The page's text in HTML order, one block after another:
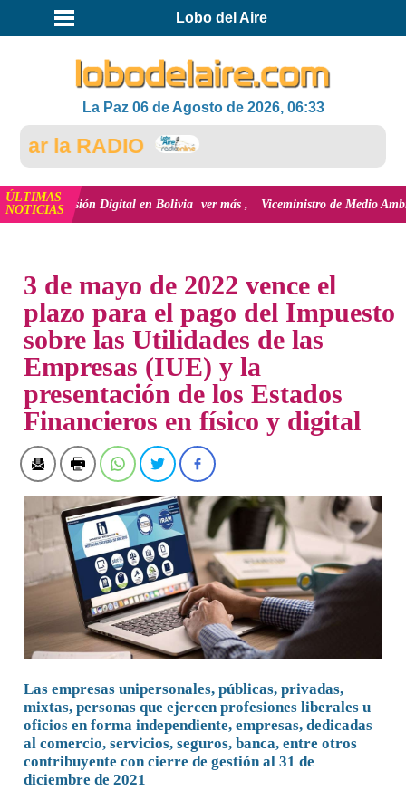
Lobo del Aire
La Paz 06 de Agosto de 2026, 06:33
la RADIO
ÚLTIMAS
NOTICIAS
inclusión Digital en Bolivia ver más Viceministro de Medio Ambiente,
3 de mayo de 2022 vence el
plazo para el pago del Impuesto
sobre las Utilidades de las
Empresas (IUE) y la
presentación de los Estados
Financieros en físico y digital
Las empresas unipersonales, públicas, privadas,
mixtas, personas que ejercen profesiones liberales u
oficios en forma independiente, empresas, dedicadas
al comercio, servicios, seguros, banca, entre otros
contribuyente con cierre de gestión al 31 de
diciembre de 2021